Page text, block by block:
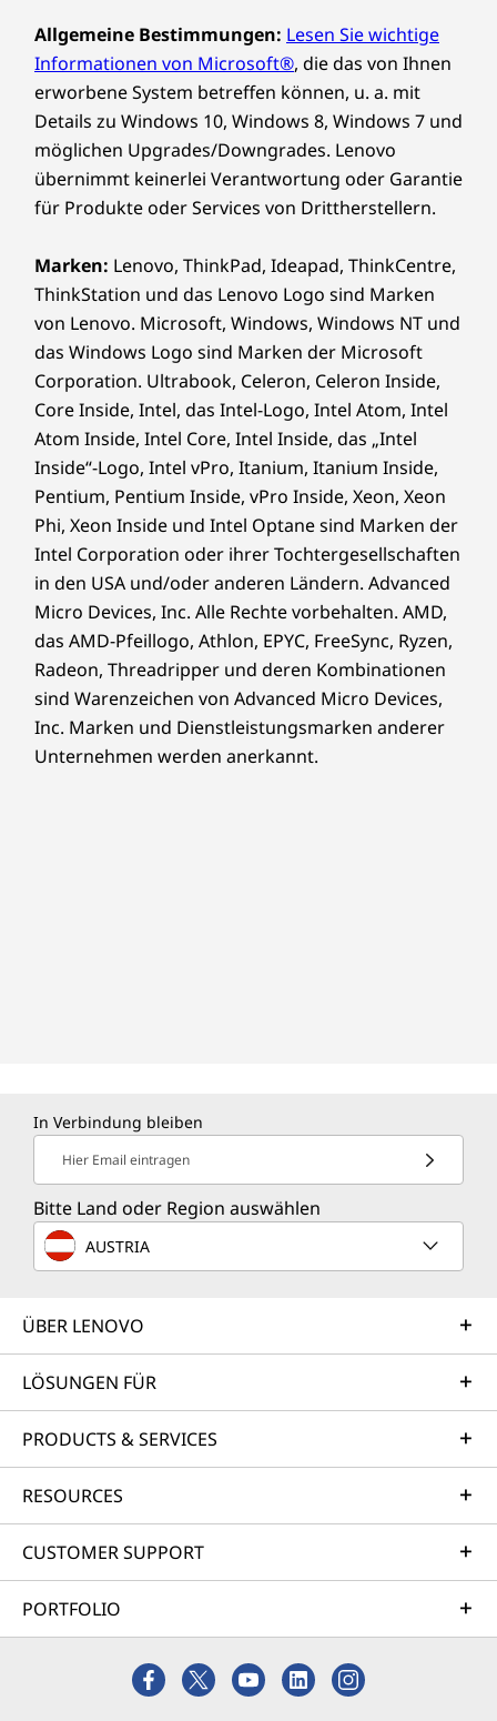
Allgemeine Bestimmungen: Lesen Sie wichtige
Informationen von Microsoft®, die das von Ihnen
erworbene System betreffen können, u. a. mit
Details zu Windows 10, Windows 8, Windows 7 und
möglichen Upgrades/Downgrades. Lenovo
übernimmt keinerlei Verantwortung oder Garantie
für Produkte oder Services von Drittherstellern.
Marken: Lenovo, ThinkPad, Ideapad, ThinkCentre,
ThinkStation und das Lenovo Logo sind Marken
von Lenovo. Microsoft, Windows, Windows NT und
das Windows Logo sind Marken der Microsoft
Corporation. Ultrabook, Celeron, Celeron Inside,
Core Inside, Intel, das Intel-Logo, Intel Atom, Intel
Atom Inside, Intel Core, Intel Inside, das „Intel
Inside“-Logo, Intel vPro, Itanium, Itanium Inside,
Pentium, Pentium Inside, vPro Inside, Xeon, Xeon
Phi, Xeon Inside und Intel Optane sind Marken der
Intel Corporation oder ihrer Tochtergesellschaften
in den USA und/oder anderen Ländern. Advanced
Micro Devices, Inc. Alle Rechte vorbehalten. AMD,
das AMD-Pfeillogo, Athlon, EPYC, FreeSync, Ryzen,
Radeon, Threadripper und deren Kombinationen
sind Warenzeichen von Advanced Micro Devices,
Inc. Marken und Dienstleistungsmarken anderer
Unternehmen werden anerkannt.
In Verbindung bleiben
Hier Email eintragen
Bitte Land oder Region auswählen
AUSTRIA
ÜBER LENOVO
LÖSUNGEN FÜR
PRODUCTS & SERVICES
RESOURCES
CUSTOMER SUPPORT
PORTFOLIO